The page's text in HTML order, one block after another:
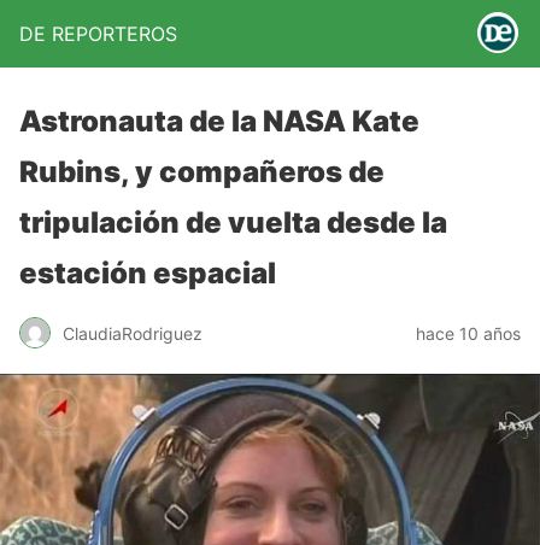
DE REPORTEROS
Astronauta de la NASA Kate
Rubins, y compañeros de
tripulación de vuelta desde la
estación espacial
ClaudiaRodriguez hace 10 años